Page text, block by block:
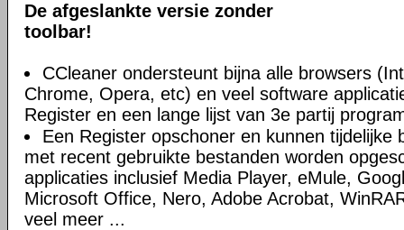
De afgeslankte versie zonder
toolbar!
CCleaner ondersteunt bijna alle browsers
Chrome, Opera, etc) en veel software
Register en een lange lijst van 3e partij
Een Register opschoner en kunnen tijdelijke
met recent gebruikte bestanden worden
applicaties inclusief Media Player, eMule,
Microsoft Office, Nero, Adobe Acrobat,
veel meer ...